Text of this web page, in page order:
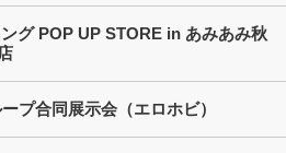
グ POP UP STORE in あみあみ秋
プ合同展示会（エロホビ）